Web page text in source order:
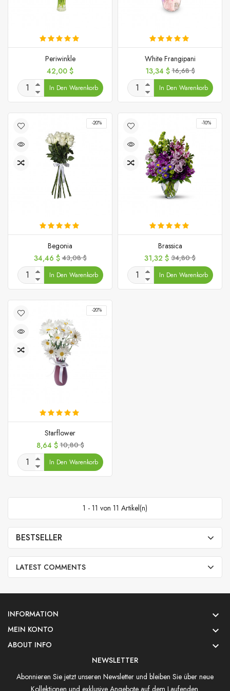
Periwinkle
Preis
42,00 $
In Den Warenkorb
White Frangipani
Preis
13,34 $Verkaufspreis
16,68 $
In Den Warenkorb
-20%
Begonia
Preis
34,46 $Verkaufspreis
43,08 $
In Den Warenkorb
-10%
Brassica
Preis
31,32 $ Verkaufspreis
34,80 $
In Den Warenkorb
-20%
Starflower
Preis
8,64 $Verkaufspreis
10,80 $
In Den Warenkorb
1 - 11 von 11 Artikel(n)
BESTSELLER
LATEST COMMENTS
INFORMATION 
MEIN KONTO 
ABOUT INFO 
NEWSLETTER
Abonnieren Sie jetzt unseren Newsletter und bleiben Sie über neue
Kollektionen und exklusive Angebote auf dem Laufenden.